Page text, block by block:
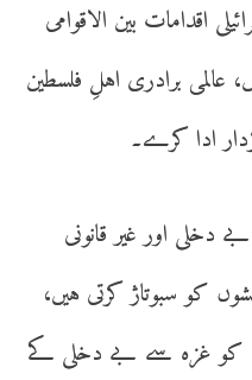
اقدامات بین الاقوامی
برادری اہلِ فلسطین
ادا کرے۔
دخلی اور غیر قانونی
کو سبوتاژ کرتی ہیں،
کو غزہ سے بے دخلی کے